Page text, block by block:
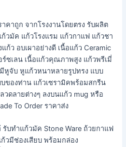
าคาถูก จากโรงงานโดยตรง รับผลิต
วมัค แก้วโรงแรม แก้วกาแฟ แก้วชา
ว อบเผาอย่างดี เนื้อแก้ว Ceramic
ซเลน เนื้อแก้วคุณภาพสูง แก้วพรีเมี่
หูจับ หูแก้วหนาหลายรูปทรง แบบ
ของท่าน แก้วเซรามิคพร้อมสกรีน
ดลายต่างๆ ลงบนแก้ว mug หรือ
To Order ราคาส่ง